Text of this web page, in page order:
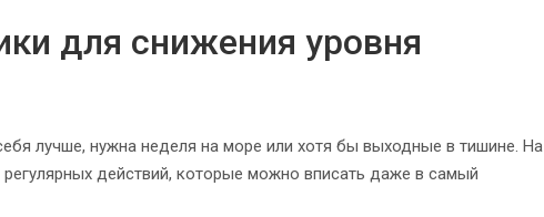
для снижения уровня
лучше, нужна неделя на море или хотя бы выходные в тишине. На
действий, которые можно вписать даже в самый